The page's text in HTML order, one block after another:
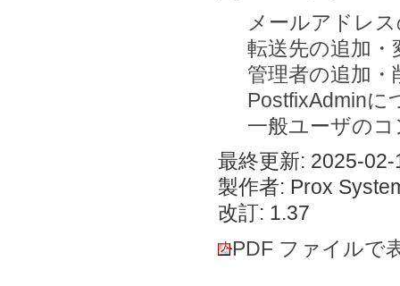
メールアドレ
転送先の追加・
管理者の追加・
PostfixAdminに
一般ユーザの
最終更新: 2025-
製作者: Prox
改訂: 1.37
PDF ファイルで